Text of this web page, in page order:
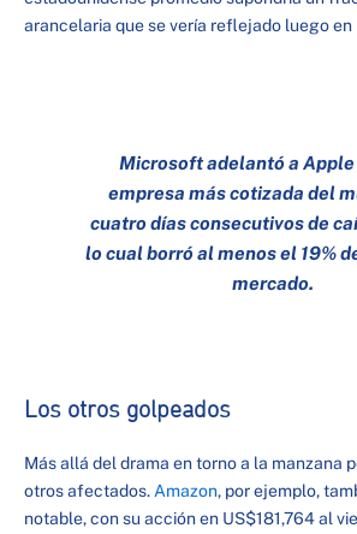
arancelaria que se vería reflejado luego en
Microsoft adelantó a Apple
empresa más cotizada del
cuatro días consecutivos de
lo cual borró al menos el 19%
mercado.
Los otros golpeados
Más allá del drama en torno a la manzana
otros afectados. Amazon, por ejemplo,
notable, con su acción en US$181,764 al